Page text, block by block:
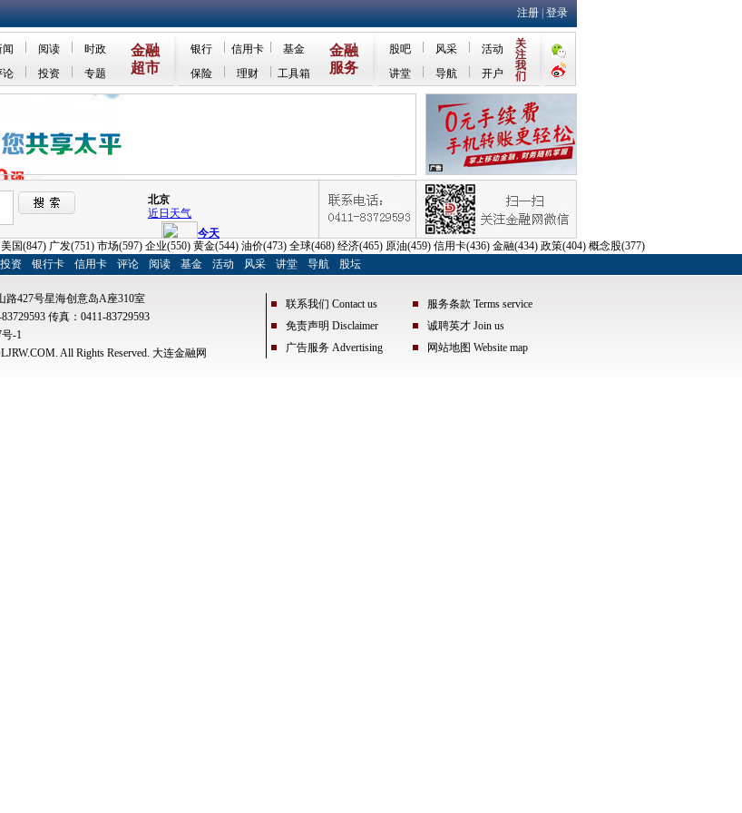
闻 阅读
时政
论
投资 专题
金融
超市
银行 信用卡
基金
保险
理财 工具箱
金融
服务
股吧 风采
活动
讲堂
导航 开户
关
注
我
们
美国(847) 广发(751) 市场(597) 企业(550) 黄金(544) 油价(473) 全球(468) 经济(465) 原油(459) 信用卡(436) 金融(434) 政策(404) 概念股(377)
投资 银行卡 信用卡 评论 阅读 基金 活动 风采 讲堂 导航 股坛
路427号星海创意岛A座310室
传真：0411-83729593
-1
All Rights Reserved. 大连金融网
联系我们 Contact us
服务条款 Terms service
免责声明 Disclaimer
诚聘英才 Join us
广告服务 Advertising
网站地图 Website map